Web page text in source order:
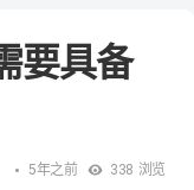
要具备
5年之前 338 浏览